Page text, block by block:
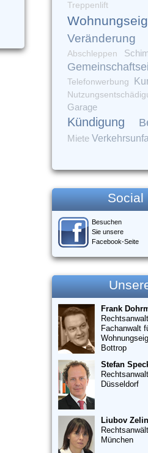
Treppenlift
Veränderung
Abschleppen
Telefonwerbung
Garage
Kündigung
Miete
Social
Besuchen
Sie unsere
Facebook-Seite
Frank
Rechtsanwalt
Fachanwalt
Bottrop
Stefan
Rechtsanwalt
Düsseldorf
Liubov
München